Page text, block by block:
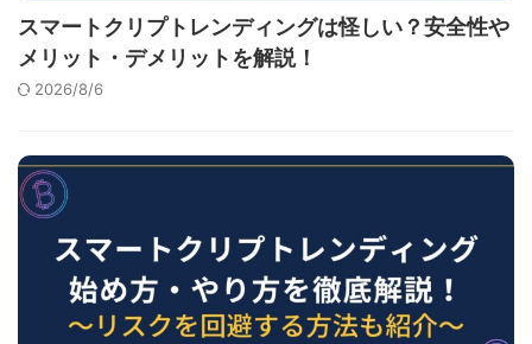
スマートクリプトレンディングは怪しい？安全性や
メリット・デメリットを解説！
2026/8/6